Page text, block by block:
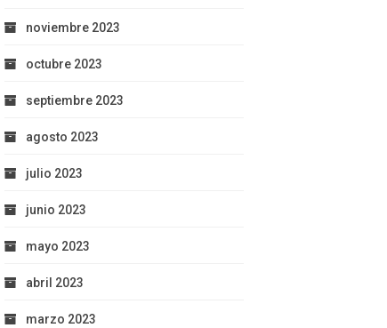
noviembre 2023
octubre 2023
septiembre 2023
agosto 2023
julio 2023
junio 2023
mayo 2023
abril 2023
marzo 2023